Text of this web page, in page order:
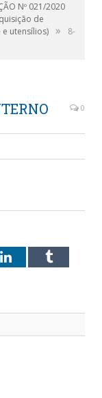
Nº 021/2020
de
utensílios) »
8-
0
LinkedInTumblr